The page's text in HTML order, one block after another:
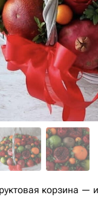
корзина —